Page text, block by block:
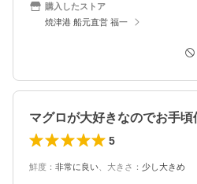
購入したストア
焼津港 船元直営 福一
5
鮮度 ： 非常に良い 大きさ ： 少し大きめ